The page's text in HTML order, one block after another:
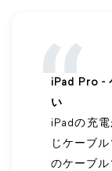
iPad Pro -
い
iPadの充
じケーブ
のケーブ